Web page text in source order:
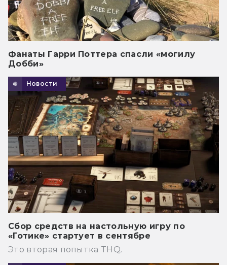
Фанаты Гарри Поттера спасли «могилу
Добби»
Новости
Сбор средств на настольную игру по
«Готике» стартует в сентябре
Это вторая попытка THQ.